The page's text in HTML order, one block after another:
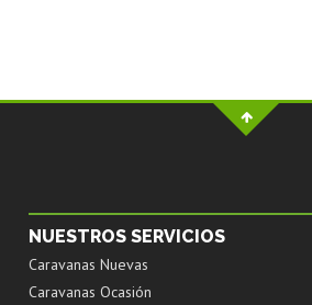
NUESTROS SERVICIOS
Caravanas Nuevas
Caravanas Ocasión